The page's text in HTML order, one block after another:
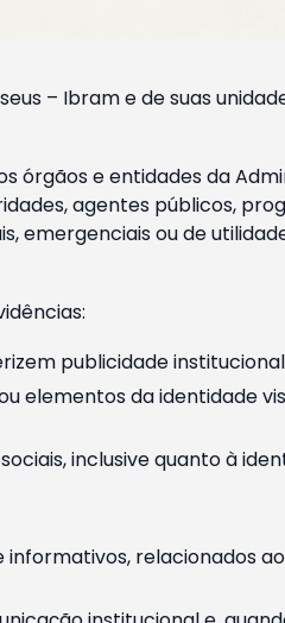
– Ibram e de suas
órgãos e entidades da
agentes públicos,
emergenciais ou de
publicidade
elementos da identidade
inclusive quanto à
relacionados